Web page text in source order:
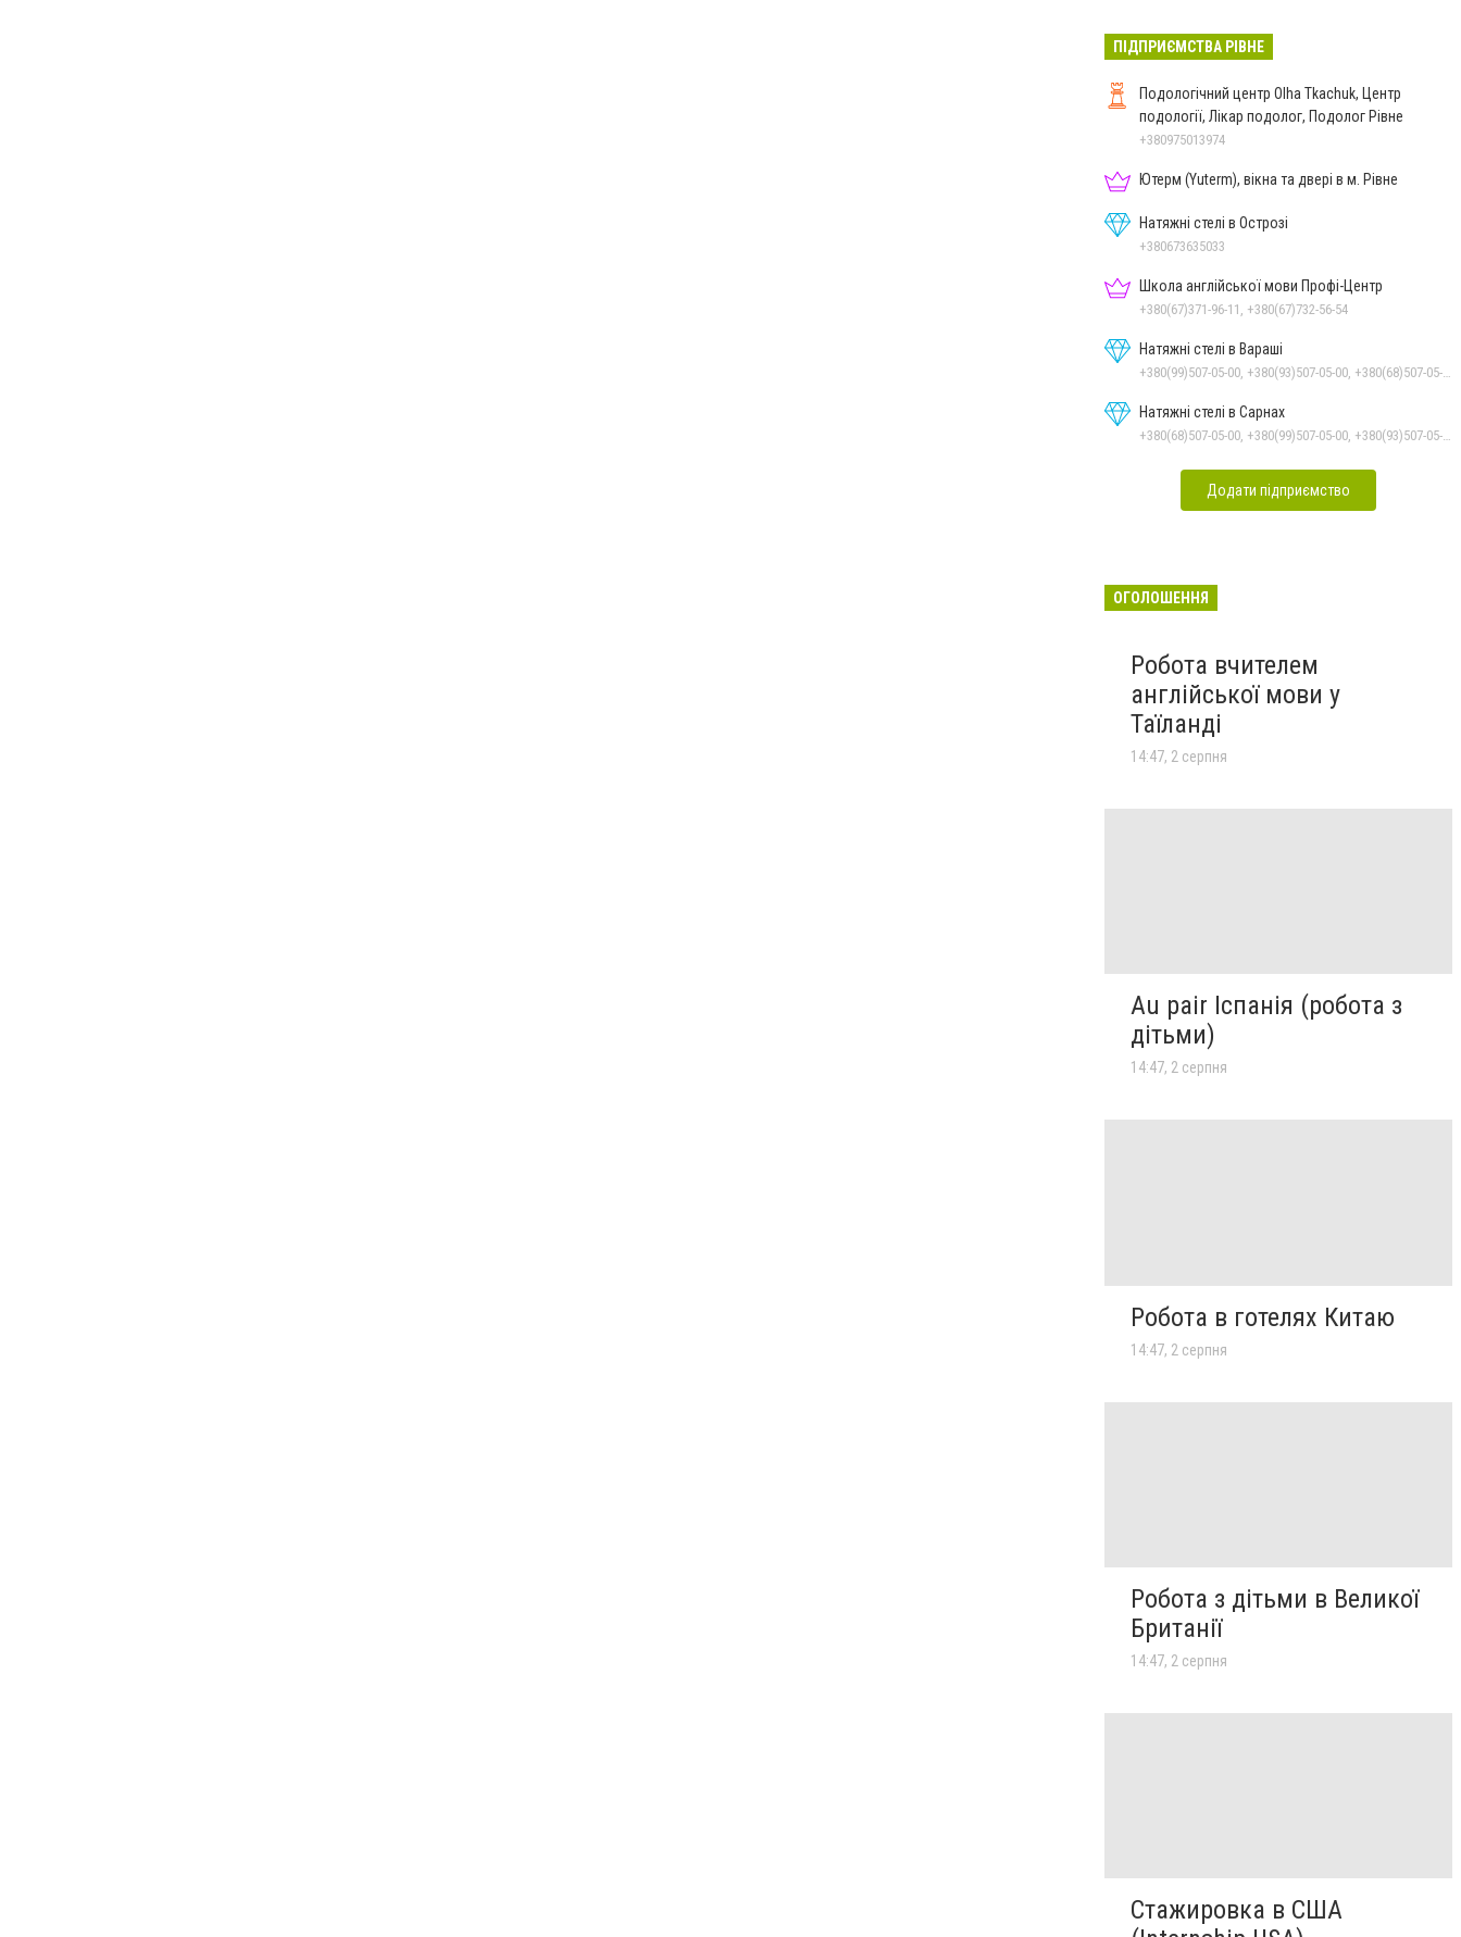
ПІДПРИЄМСТВА РІВНЕ
Подологічний центр Olha Tkachuk, Центр
подології, Лікар подолог, Подолог Рівне
+380975013974
Ютерм (Yuterm), вікна та двері в м. Рівне
Натяжні стелі в Острозі
+380673635033
Школа англійської мови Профі-Центр
+380(67)371-96-11, +380(67)732-56-54
Натяжні стелі в Вараші
+380(99)507-05-00, +380(93)507-05-00, +380(68)507-05-00
Натяжні стелі в Сарнах
+380(68)507-05-00, +380(99)507-05-00, +380(93)507-05-00
Додати підприємство
ОГОЛОШЕННЯ
Робота вчителем
англійської мови у
Таїланді
14:47, 2 серпня
Au pair Іспанія (робота з
дітьми)
14:47, 2 серпня
Робота в готелях Китаю
14:47, 2 серпня
Робота з дітьми в Великої
Британії
14:47, 2 серпня
Стажировка в США